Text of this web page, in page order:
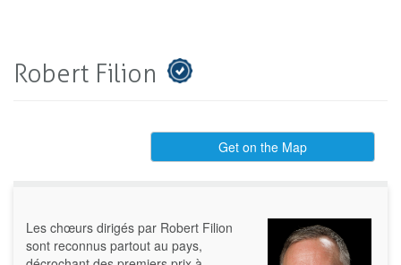
Robert Filion
Get on the Map
Les chœurs dirigés par Robert Filion
sont reconnus partout au pays,